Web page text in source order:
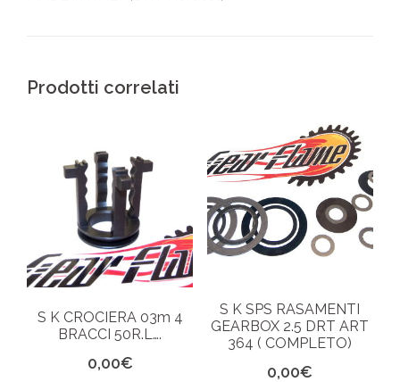
Prodotti correlati
S K CROCIERA 03m 4
BRACCI 50R.L….
0,00€
S K SPS RASAMENTI
GEARBOX 2.5 DRT ART
364 ( COMPLETO)
0,00€